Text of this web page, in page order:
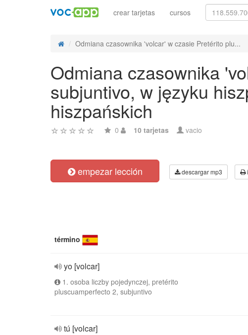
crear tarjetas cursos
Odmiana czasownika 'volcar' w czasie Pretérito plu...
Odmiana czasownika
subjuntivo, w języku
hiszpańskich
0 10 tarjetas vacio
empezar lección descargar mp3
término
yo [volcar]
1. osoba liczby pojedynczej, pretérito
pluscuamperfecto 2, subjuntivo
tú [volcar]